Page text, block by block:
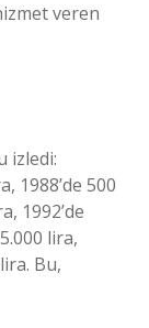
veren
izledi:
1988’de 500
1992’de
lira,
Bu,